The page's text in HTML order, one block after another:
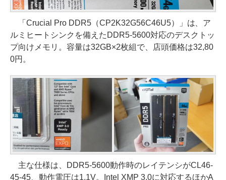
「Crucial Pro DDR5（CP2K32G56C46U5）」は、ア
ルミヒートシンクを備えたDDR5-5600対応のデスクトッ
プ向けメモリ。容量は32GB×2枚組で、店頭価格は32,80
0円。
主な仕様は、DDR5-5600動作時のレイテンシがCL46-
45-45、動作電圧は1.1V。Intel XMP 3.0に対応するほかA